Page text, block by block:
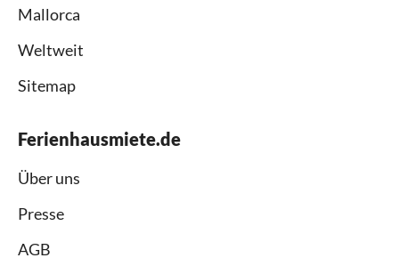
Mallorca
Weltweit
Sitemap
Ferienhausmiete.de
Über uns
Presse
AGB